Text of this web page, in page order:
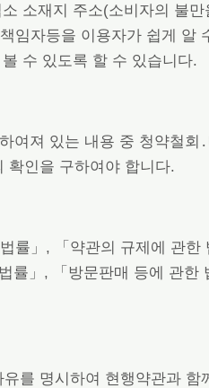
소재지 주소(소비자의 불
임자등을 이용자가 쉽게
수 있도록 할 수 있습니다.
져 있는 내용 중 청약철
확인을 구하여야 합니다.
률」, 「약관의 규제에 관
률」, 「방문판매 등에 관
를 명시하여 현행약관과